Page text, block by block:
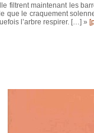
filtrent maintenant les
que le craquement
l’arbre respirer. […] »